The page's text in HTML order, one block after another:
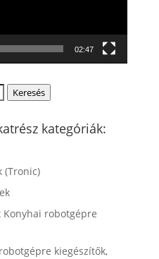
02:47
Keresés
kategóriák:
(Tronic)
Konyhai robotgépre
kiegészítők,